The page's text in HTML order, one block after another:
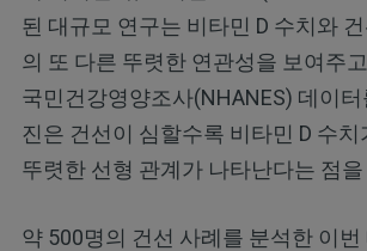
된 대규모 연구는 비타민 D 수치와
의 또 다른 뚜렷한 연관성을 보여주
국민건강영양조사(NHANES) 데이
진은 건선이 심할수록 비타민 D 수
뚜렷한 선형 관계가 나타난다는 점
약 500명의 건선 사례를 분석한 이